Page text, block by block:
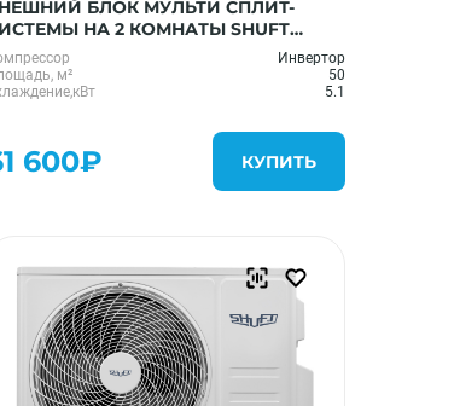
БЛОК МУЛЬТИ СПЛИТ-
НА 2 КОМНАТЫ SHUFT
I-18 FMI-2/N8
Инвертор
м²
50
5.1
600₽ КУПИТЬ